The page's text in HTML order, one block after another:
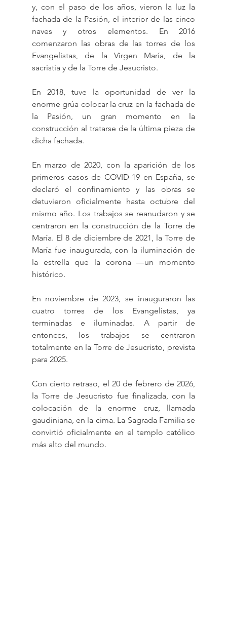
y, con el paso de los años, vieron la luz la
fachada de la Pasión, el interior de las cinco
naves y otros elementos. En 2016
comenzaron las obras de las torres de los
Evangelistas, de la Virgen María, de la
sacristía y de la Torre de Jesucristo.
En 2018, tuve la oportunidad de ver la
enorme grúa colocar la cruz en la fachada de
la Pasión, un gran momento en la
construcción al tratarse de la última pieza de
dicha fachada.
En marzo de 2020, con la aparición de los
primeros casos de COVID-19 en España, se
declaró el confinamiento y las obras se
detuvieron oficialmente hasta octubre del
mismo año. Los trabajos se reanudaron y se
centraron en la construcción de la Torre de
María. El 8 de diciembre de 2021, la Torre de
María fue inaugurada, con la iluminación de
la estrella que la corona —un momento
histórico.
En noviembre de 2023, se inauguraron las
cuatro torres de los Evangelistas, ya
terminadas e iluminadas. A partir de
entonces, los trabajos se centraron
totalmente en la Torre de Jesucristo, prevista
para 2025.
Con cierto retraso, el 20 de febrero de 2026,
la Torre de Jesucristo fue finalizada, con la
colocación de la enorme cruz, llamada
gaudiniana, en la cima. La Sagrada Familia se
convirtió oficialmente en el templo católico
más alto del mundo.